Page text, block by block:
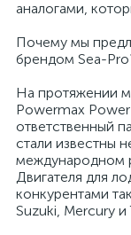
аналогами,
Почему мы
брендом Sea-
На протяжении
Powermax
ответственный
стали известны
международном
Двигателя для
конкурентами
Suzuki, Mercury и